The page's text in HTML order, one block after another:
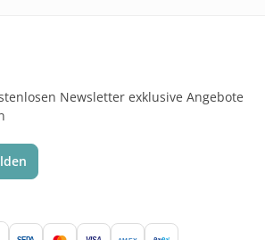
Newsletter exklusive Angebote